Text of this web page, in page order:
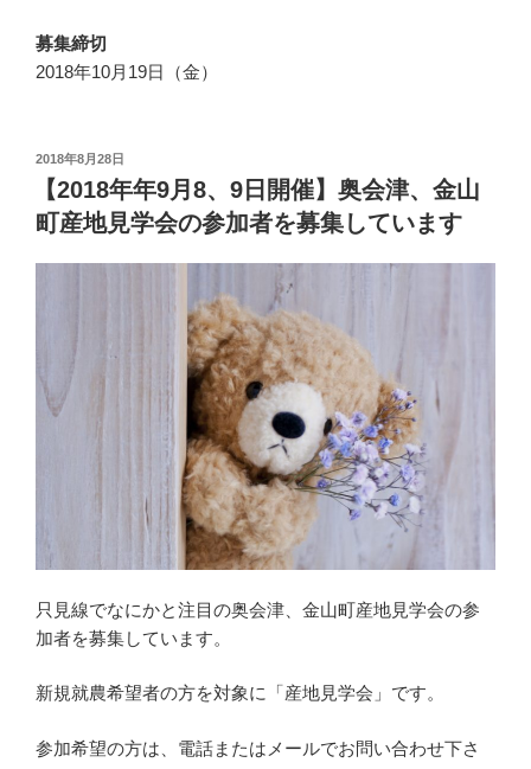
募集締切
2018年10月19日（金）
投
日:
2018年8月28日
【2018年年9月8、9日開催】奥会津、金山
町産地見学会の参加者を募集しています
只見線でなにかと注目の奥会津、金山町産地見学会の参
加者を募集しています。
新規就農希望者の方を対象に「産地見学会」です。
参加希望の方は、電話またはメールでお問い合わせ下さ